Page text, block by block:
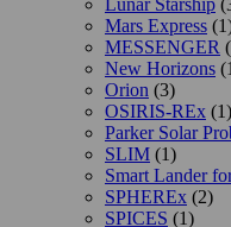
Lunar Starship
Mars Express
MESSENGER
New Horizons
Orion (3)
OSIRIS-REx (1)
Parker Solar
SLIM (1)
Smart Lander
SPHEREx (2)
SPICES (1)